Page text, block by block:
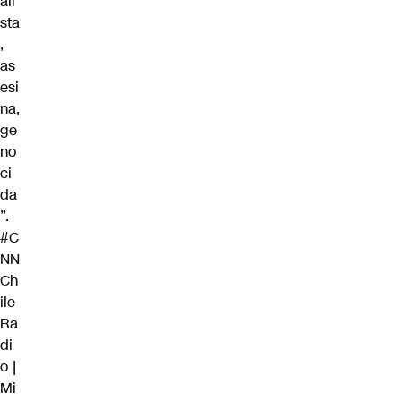
sta
,
as
esi
na,
ge
no
ci
da
”.
#C
NN
Ch
ile
Ra
di
o |
Mi